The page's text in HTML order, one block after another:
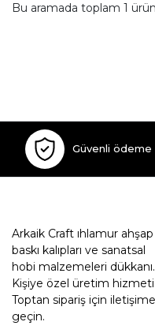
Bu aramada toplam 1
Güvenli ödeme
Arkaik Craft ıhlamur ahşap
baskı kalıpları ve sanatsal
hobi malzemeleri dükkanı.
Kişiye özel üretim hizmeti.
Toptan sipariş için iletişime
geçin.